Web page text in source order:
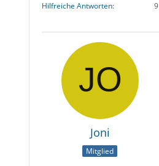
Hilfreiche Antworten
9
Joni
Mitglied